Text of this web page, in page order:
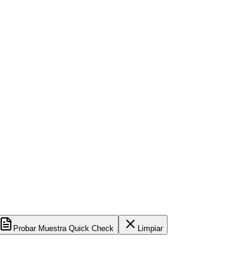
Probar Muestra Quick Check Limpiar